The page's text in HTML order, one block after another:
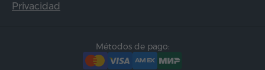
Privacidad
Métodos de pago: